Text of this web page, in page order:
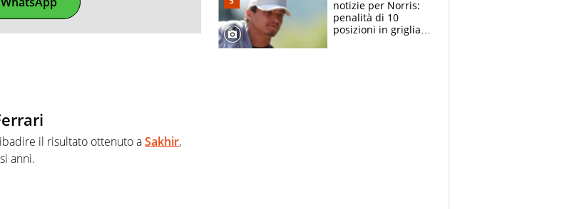
il risultato ottenuto aSakhir,
anni.
notizie per Norris:
penalità di 10
posizioni in griglia,